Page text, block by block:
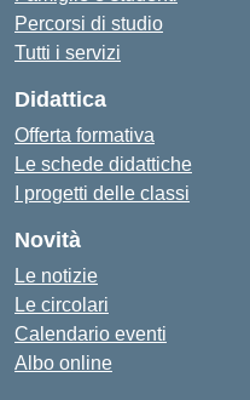
Percorsi di studio
Tutti i servizi
Didattica
Offerta formativa
Le schede didattiche
I progetti delle classi
Novità
Le notizie
Le circolari
Calendario eventi
Albo online